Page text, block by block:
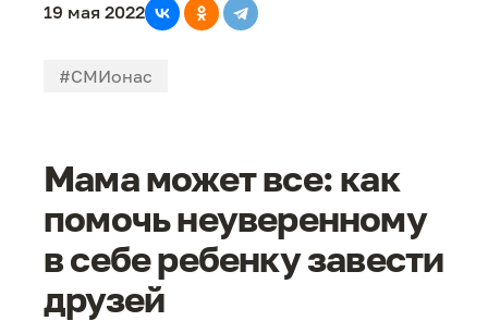
19 мая 2022
#СМИонас
Мама может все: как
помочь неуверенному
в себе ребенку завести
друзей